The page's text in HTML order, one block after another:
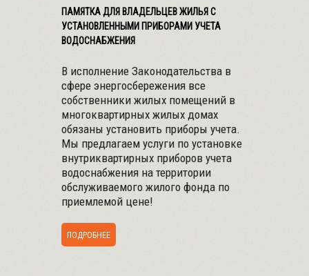
ПАМЯТКА ДЛЯ ВЛАДЕЛЬЦЕВ ЖИЛЬЯ С
УСТАНОВЛЕННЫМИ ПРИБОРАМИ УЧЕТА
ВОДОСНАБЖЕНИЯ
В исполнение Законодательства в
сфере энергосбережения все
собственники жилых помещений в
многоквартирных жилых домах
обязаны установить приборы учета.
Мы предлагаем услуги по установке
внутриквартирных приборов учета
водоснабжения на территории
обслуживаемого жилого фонда по
приемлемой цене!
ПОДРОБНЕЕ